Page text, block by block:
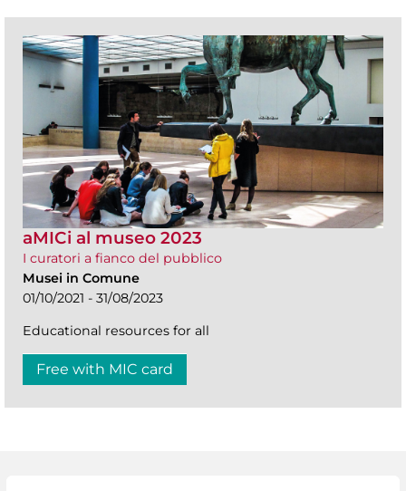
aMICi al museo 2023
I curatori a fianco del pubblico
Musei in Comune
01/10/2021 - 31/08/2023
Educational resources for all
Free with MIC card